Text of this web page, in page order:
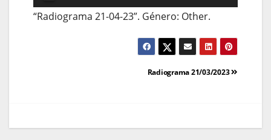
de
“Radiograma 21-04-23”. Género: Other.
Radiograma 21/03/2023